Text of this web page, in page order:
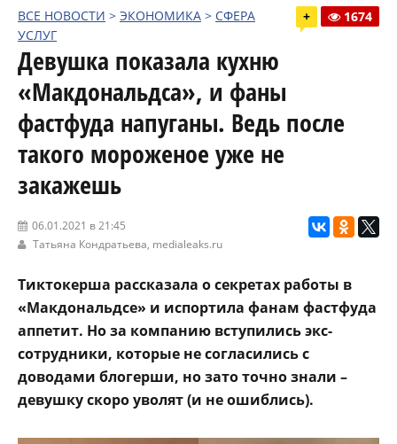
ВСЕ НОВОСТИ > ЭКОНОМИКА > СФЕРА
УСЛУГ
+ 1674
Девушка показала кухню
«Макдональдса», и фаны
фастфуда напуганы. Ведь после
такого мороженое уже не
закажешь
06.01.2021 в 21:45
Татьяна Кондратьева, medialeaks.ru
Тиктокерша рассказала о секретах работы в
«Макдональдсе» и испортила фанам фастфуда
аппетит. Но за компанию вступились экс-
сотрудники, которые не согласились с
доводами блогерши, но зато точно знали –
девушку скоро уволят (и не ошиблись).